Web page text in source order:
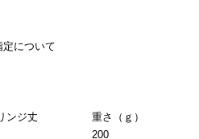
について
ンジ丈
重さ（ｇ）
200